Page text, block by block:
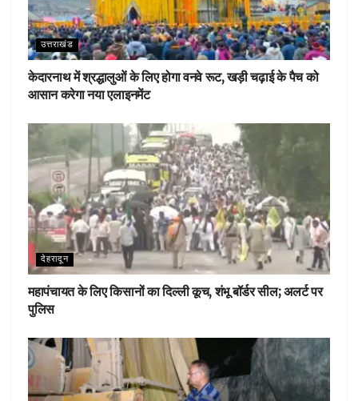
उत्तराखंड
केदारनाथ में श्रद्धालुओं के लिए होगा वनवे रूट, खड़ी चढ़ाई के पैच को
आसान करेगा नया एलाइनमेंट
देहरादून
महापंचायत के लिए किसानों का दिल्ली कूच, शंभू बॉर्डर सील; अलर्ट पर
पुलिस